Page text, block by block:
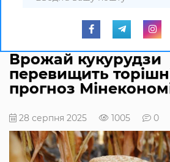
Врожай кукурудзи
перевищить
прогноз
28 серпня 2025 1005 0